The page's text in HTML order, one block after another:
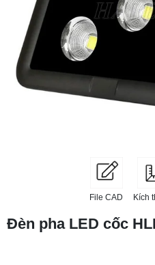
File CAD Kích
Đèn pha LED cốc